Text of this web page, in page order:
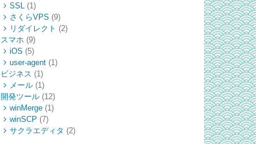
SSL
(1)
さくらVPS (9)
リダイレクト (2)
スマホ (9)
iOS (5)
user-agent(1)
ビジネス (1)
メール(1)
開発ツール(12)
winMerge(1)
winSCP (7)
サクラエディタ (2)